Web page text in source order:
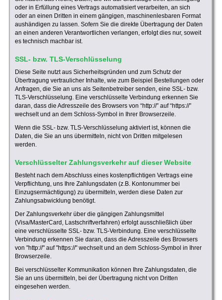
oder in Erfüllung eines Vertrags automatisiert verarbeiten, an sich
oder an einen Dritten in einem gängigen, maschinenlesbaren Format
aushändigen zu lassen. Sofern Sie die direkte Übertragung der Daten
an einen anderen Verantwortlichen verlangen, erfolgt dies nur, soweit
es technisch machbar ist.
SSL- bzw. TLS-Verschlüsselung
Diese Seite nutzt aus Sicherheitsgründen und zum Schutz der
Übertragung vertraulicher Inhalte, wie zum Beispiel Bestellungen oder
Anfragen, die Sie an uns als Seitenbetreiber senden, eine SSL- bzw.
TLS-Verschlüsselung. Eine verschlüsselte Verbindung erkennen Sie
daran, dass die Adresszeile des Browsers von “http://” auf “https://”
wechselt und an dem Schloss-Symbol in Ihrer Browserzeile.
Wenn die SSL- bzw. TLS-Verschlüsselung aktiviert ist, können die
Daten, die Sie an uns übermitteln, nicht von Dritten mitgelesen
werden.
Verschlüsselter Zahlungsverkehr auf dieser Website
Besteht nach dem Abschluss eines kostenpflichtigen Vertrags eine
Verpflichtung, uns Ihre Zahlungsdaten (z.B. Kontonummer bei
Einzugsermächtigung) zu übermitteln, werden diese Daten zur
Zahlungsabwicklung benötigt.
Der Zahlungsverkehr über die gängigen Zahlungsmittel
(Visa/MasterCard, Lastschriftverfahren) erfolgt ausschließlich über
eine verschlüsselte SSL- bzw. TLS-Verbindung. Eine verschlüsselte
Verbindung erkennen Sie daran, dass die Adresszeile des Browsers
von "http://" auf "https://" wechselt und an dem Schloss-Symbol in Ihrer
Browserzeile.
Bei verschlüsselter Kommunikation können Ihre Zahlungsdaten, die
Sie an uns übermitteln, bei der Übertragung nicht von Dritten
eingesehen werden.